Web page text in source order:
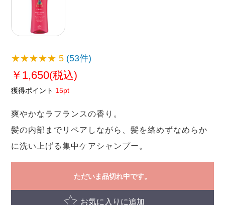
★★★★★5 (53件)
￥1,650(税込)
獲得ポイント 15pt
爽やかなラフランスの香り。
髪の内部までリペアしながら、髪を絡めずなめらか
に洗い上げる集中ケアシャンプー。
ただいま品切れ中です。
お気に入りに追加